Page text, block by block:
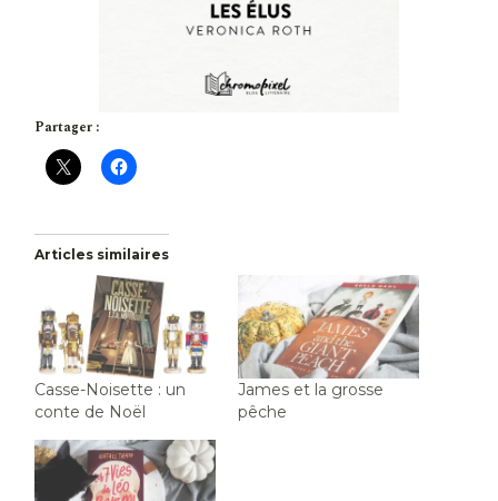
Partager :
Articles similaires
Casse-Noisette : un
conte de Noël
James et la grosse
pêche